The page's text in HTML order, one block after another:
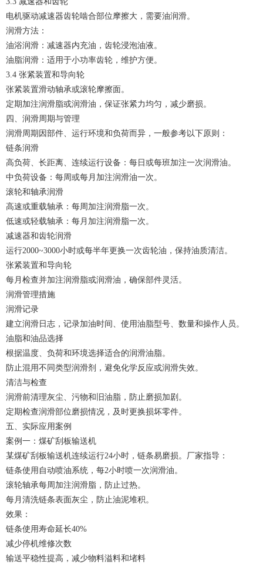
电机驱动减速器齿轮啮合部位摩擦大，需要油润滑。
润滑方法：
油浴润滑：减速器内充油，齿轮浸泡油液。
油脂润滑：适用于小功率齿轮，维护方便。
3.4 张紧装置和导向轮
张紧装置滑动轴承或滚轮摩擦面。
定期加注润滑脂或润滑油，保证张紧力均匀，减少磨损。
四、润滑周期与管理
润滑周期因部件、运行环境和负荷而异，一般参考以下原则：
链条润滑
高负荷、长距离、连续运行设备：每日或每班加注一次润滑油。
中负荷设备：每周或每月加注润滑油一次。
滚轮和轴承润滑
高速或重载轴承：每周加注润滑脂一次。
低速或轻载轴承：每月加注润滑脂一次。
减速器和齿轮润滑
运行2000~3000小时或每半年更换一次齿轮油，保持油质清洁。
张紧装置和导向轮
每月检查并加注润滑脂或润滑油，确保部件灵活。
润滑管理措施
润滑记录
建立润滑日志，记录加油时间、使用油脂型号、数量和操作人员。
油脂和油品选择
根据温度、负荷和环境选择适合的润滑油脂。
防止混用不同类型润滑剂，避免化学反应或润滑失效。
清洁与检查
润滑前清理灰尘、污物和旧油脂，防止磨损加剧。
定期检查润滑部位磨损情况，及时更换损坏零件。
五、实际应用案例
案例一：煤矿刮板输送机
某煤矿刮板输送机连续运行24小时，链条易磨损。厂家指导：
链条使用自动喷油系统，每2小时喷一次润滑油。
滚轮轴承每周加注润滑脂，防止过热。
每月清洗链条表面灰尘，防止油泥堆积。
效果：
链条使用寿命延长40%
减少停机维修次数
输送平稳性提高，减少物料溢料和堵料